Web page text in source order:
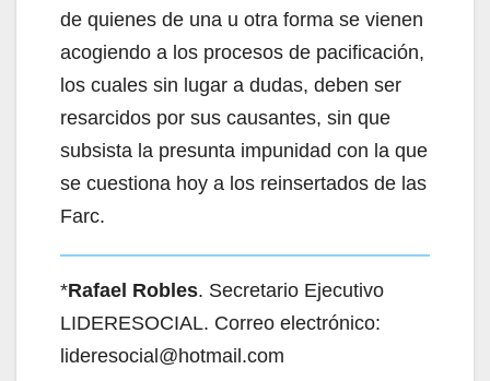
de quienes de una u otra forma se vienen
acogiendo a los procesos de pacificación,
los cuales sin lugar a dudas, deben ser
resarcidos por sus causantes, sin que
subsista la presunta impunidad con la que
se cuestiona hoy a los reinsertados de las
Farc.
*Rafael Robles. Secretario Ejecutivo
LIDERESOCIAL. Correo electrónico:
lideresocial@hotmail.com